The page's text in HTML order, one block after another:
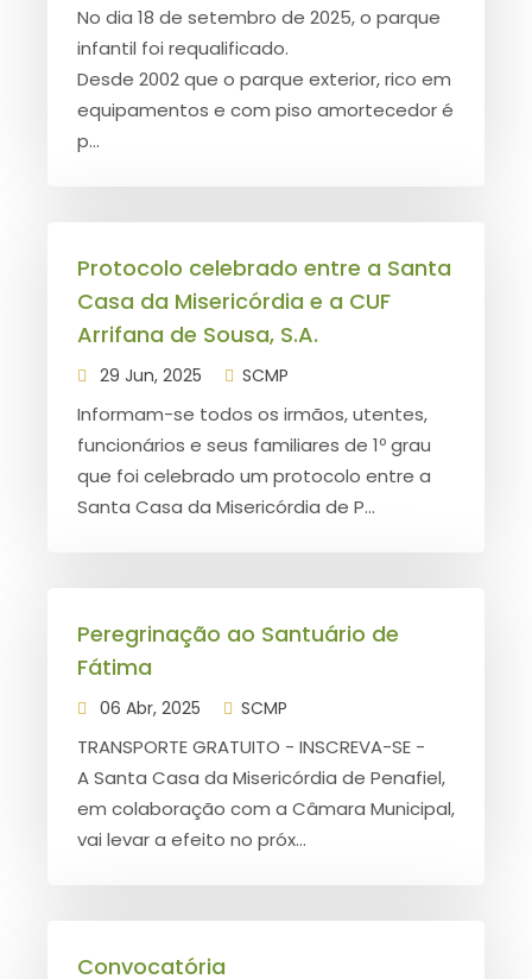
No dia 18 de setembro de 2025, o parque
infantil foi requalificado.
Desde 2002 que o parque exterior, rico em
equipamentos e com piso amortecedor é
p...
Protocolo celebrado entre a Santa
Casa da Misericórdia e a CUF
Arrifana de Sousa, S.A.
29 Jun, 2025 SCMP
Informam-se todos os irmãos, utentes,
funcionários e seus familiares de 1º grau
que foi celebrado um protocolo entre a
Santa Casa da Misericórdia de P...
Peregrinação ao Santuário de
Fátima
06 Abr, 2025 SCMP
TRANSPORTE GRATUITO - INSCREVA-SE -
A Santa Casa da Misericórdia de Penafiel,
em colaboração com a Câmara Municipal,
vai levar a efeito no próx...
Convocatória